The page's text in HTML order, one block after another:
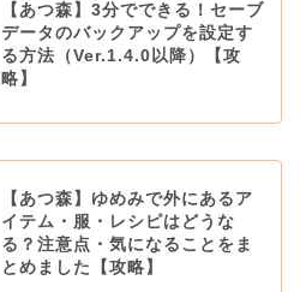
【あつ森】3分でできる！セーブ
データのバックアップを設定す
る方法（Ver.1.4.0以降）【攻
略】
【あつ森】ゆめみで外にあるア
イテム・服・レシピはどうな
る？注意点・気になることをま
とめました【攻略】